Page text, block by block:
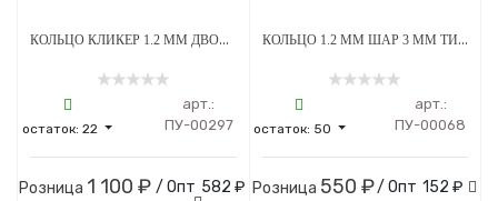
КОЛЬЦО КЛИКЕР 1.2 ММ ДВОЙНОЕ ТИТАН
остаток:22
арт.:
ПУ-00297
Розница 1 100 ₽ / Опт 582 ₽
КОЛЬЦО 1.2 ММ ШАР 3 ММ ТИТАН
остаток: 50
арт.:
ПУ-00068
Розница 550 ₽/ Опт 152 ₽